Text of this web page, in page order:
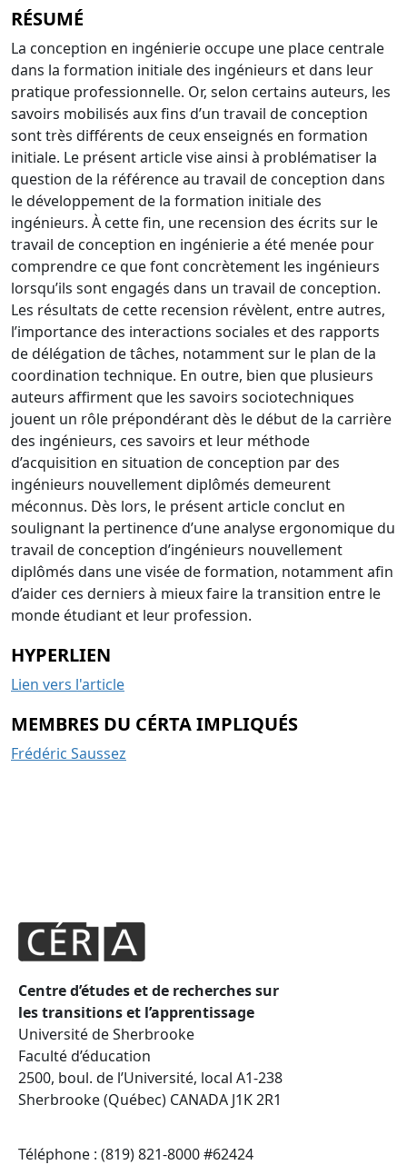
RÉSUMÉ
La conception en ingénierie occupe une place centrale
dans la formation initiale des ingénieurs et dans leur
pratique professionnelle. Or, selon certains auteurs, les
savoirs mobilisés aux fins d’un travail de conception
sont très différents de ceux enseignés en formation
initiale. Le présent article vise ainsi à problématiser la
question de la référence au travail de conception dans
le développement de la formation initiale des
ingénieurs. À cette fin, une recension des écrits sur le
travail de conception en ingénierie a été menée pour
comprendre ce que font concrètement les ingénieurs
lorsqu’ils sont engagés dans un travail de conception.
Les résultats de cette recension révèlent, entre autres,
l’importance des interactions sociales et des rapports
de délégation de tâches, notamment sur le plan de la
coordination technique. En outre, bien que plusieurs
auteurs affirment que les savoirs sociotechniques
jouent un rôle prépondérant dès le début de la carrière
des ingénieurs, ces savoirs et leur méthode
d’acquisition en situation de conception par des
ingénieurs nouvellement diplômés demeurent
méconnus. Dès lors, le présent article conclut en
soulignant la pertinence d’une analyse ergonomique du
travail de conception d’ingénieurs nouvellement
diplômés dans une visée de formation, notamment afin
d’aider ces derniers à mieux faire la transition entre le
monde étudiant et leur profession.
HYPERLIEN
Lien vers l'article
MEMBRES DU CÉRTA IMPLIQUÉS
Frédéric Saussez
Centre d’études et de recherches sur
les transitions et l’apprentissage
Université de Sherbrooke
Faculté d’éducation
2500, boul. de l’Université, local A1-238
Sherbrooke (Québec) CANADA J1K 2R1
Téléphone : (819) 821-8000 #62424